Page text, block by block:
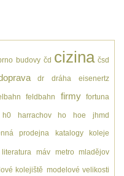
budovy čd cizina čsd
dr dráha eisenertz
feldbahn firmy fortuna
h0 harrachov ho hoe jhmd
prodejna katalogy koleje
literatura máv metro mladějov
kolejiště modelové velikosti